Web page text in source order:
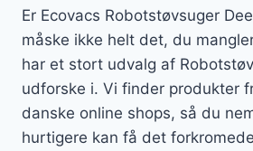
Er Ecovacs Robotstøvsuger
måske ikke helt det, du
har et stort udvalg af
udforske i. Vi finder produkter
danske online shops, så du
hurtigere kan få det